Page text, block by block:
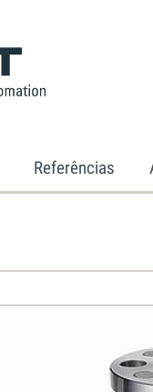
Referências